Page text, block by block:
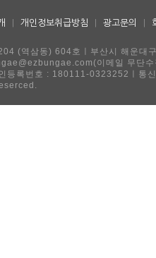
개인정보취급방침 광고문의
(역삼동) 604호ㅣ부산시 해운
이메일 무단수
등록번호 : 180111-0323252ㅣ통